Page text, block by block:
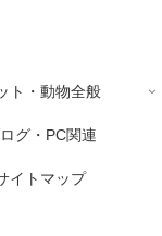
ト・動物全般
グ・PC関連
イトマップ